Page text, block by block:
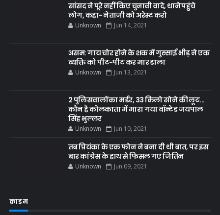
सांसद ने पूरे नहीं किए चुनावी वादे, थाने पहुंचे
लोग, कहा- नेताजी को अरेस्ट करो
Unknown Jun 14, 2021
असम: गाय चोर होने के शक में गुस्साई भीड़ ने एक
व्यक्ति को पीट-पीट कर मार डाला
Unknown Jun 13, 2021
2 पुलिसवालों का मर्डर, 33 किलो सोने की लूट...
कौन है कोलकाता में मारा गया वॉन्टेड जयपाल
सिंह भुल्लर
Unknown Jun 10, 2021
तब प्रियंका के एक फोन ने बना दी थी बात, पर इस
बार कांग्रेस के हाथ से फिसल गए जितिन
Unknown Jun 09, 2021
क्राइम